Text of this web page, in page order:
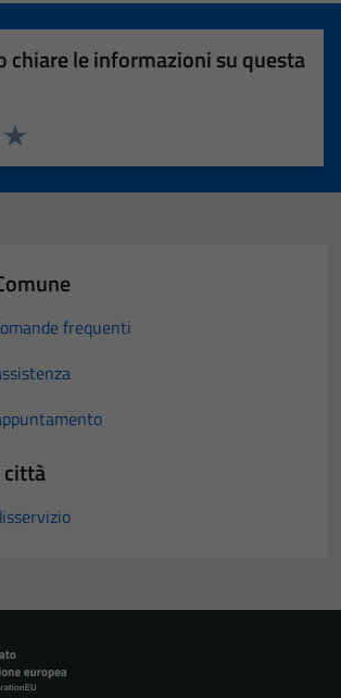
chiare le informazioni su questa
Valuta 5 stelle su 5
4 stelle su 5
stelle su 5
su 5
5
frequenti
città